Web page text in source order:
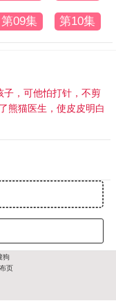
第09集 第10集
子，可他怕打针，不剪
熊猫医生，使皮皮明白
狗
页